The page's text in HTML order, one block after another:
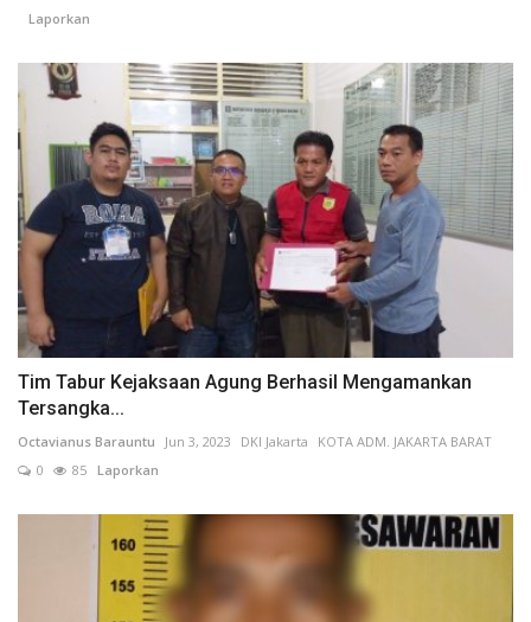
Laporkan
Tim Tabur Kejaksaan Agung Berhasil Mengamankan
Tersangka...
Octavianus Barauntu Jun 3, 2023 DKI Jakarta
KOTA ADM. JAKARTA BARAT
0
85 Laporkan